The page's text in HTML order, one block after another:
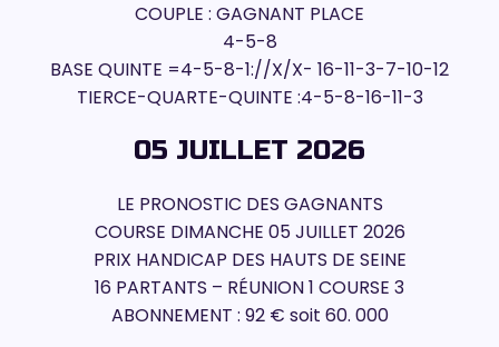
COUPLE : GAGNANT PLACE
4-5-8
BASE QUINTE =4-5-8-1://X/X- 16-11-3-7-10-12
TIERCE-QUARTE-QUINTE :4-5-8-16-11-3
05 JUILLET 2026
LE PRONOSTIC DES GAGNANTS
COURSE DIMANCHE 05 JUILLET 2026
PRIX HANDICAP DES HAUTS DE SEINE
16 PARTANTS – RÉUNION 1 COURSE 3
ABONNEMENT : 92 € soit 60. 000